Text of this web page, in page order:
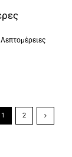
Λεπτομέρειες
1 2